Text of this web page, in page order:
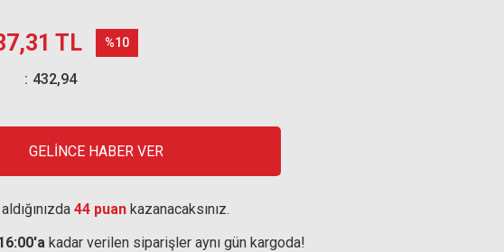
TL %10
432,94
GELİNCE HABER VER
44 puan kazanacaksınız.
kadar verilen siparişler aynı gün kargoda!